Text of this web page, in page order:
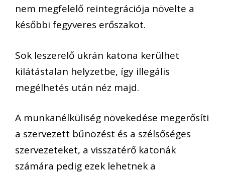
nem megfelelő reintegrációja növelte a
későbbi fegyveres erőszakot.
Sok leszerelő ukrán katona kerülhet
kilátástalan helyzetbe, így illegális
megélhetés után néz majd.
A munkanélküliség növekedése megerősíti
a szervezett bűnözést és a szélsőséges
szervezeteket, a visszatérő katonák
számára pedig ezek lehetnek a